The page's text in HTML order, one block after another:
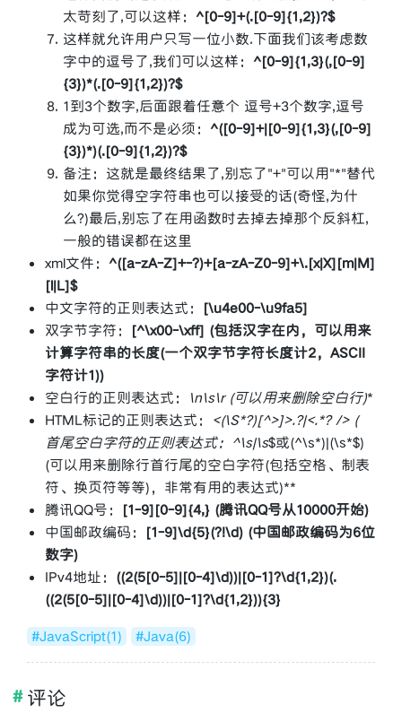
太苛刻了,可以这样： ^[0-9]+(.[0-9]{1,2})?$
这样就允许用户只写一位小数.下面我们该考虑数
字中的逗号了,我们可以这样： ^[0-9]{1,3}(,[0-9]
{3})*(.[0-9]{1,2})?$
1到3个数字,后面跟着任意个 逗号+3个数字,逗号
成为可选,而不是必须： ^([0-9]+|[0-9]{1,3}(,[0-9]
{3})*)(.[0-9]{1,2})?$
备注：这就是最终结果了,别忘了"+"可以用"*"替代
如果你觉得空字符串也可以接受的话(奇怪,为什
么?)最后,别忘了在用函数时去掉去掉那个反斜杠,
一般的错误都在这里
xml文件： ^([a-zA-Z]+-?)+[a-zA-Z0-9]+\.[x|X][m|M]
[l|L]$
中文字符的正则表达式： [\u4e00-\u9fa5]
双字节字符： [^\x00-\xff] (包括汉字在内，可以用来
计算字符串的长度(一个双字节字符长度计2，ASCII
字符计1))
空白行的正则表达式：
\n\s\r (可以用来删除空白行)*
HTML标记的正则表达式： <(\S*?)[^>]>.?|<.*? /> (
首尾空白字符的正则表达式：^\s|\s$或(^\s*)|(\s*$)
(可以用来删除行首行尾的空白字符(包括空格、制表
符、换页符等等)，非常有用的表达式)**
腾讯QQ号： [1-9][0-9]{4,} (腾讯QQ号从10000开始)
中国邮政编码： [1-9]\d{5}(?!\d) (中国邮政编码为6位
数字)
IPv4地址： ((2(5[0-5]|[0-4]\d))|[0-1]?\d{1,2})(.
((2(5[0-5]|[0-4]\d))|[0-1]?\d{1,2})){3}
#JavaScript(1)
#Java(6)
评论